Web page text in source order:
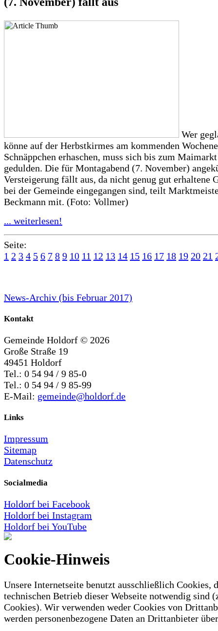
Wer
könne auf der Herbstkirmes am kommenden
Schnäppchen erhaschen, muss sich bis zum
gedulden. Die für Montagabend (7. November)
Versteigerung fällt aus, da nicht genug gut erhaltene
bei der Gemeinde eingegangen sind, teilt
Beckmann mit. (Foto: Vollmer)
... weiterlesen!
Seite:
1 2 3 4 5 6 7 8 9 10 11 12 13 14 15 16 17 18 19 20 21
News-Archiv (bis Februar 2017)
Kontakt
Gemeinde Holdorf © 2026
Große Straße 19
49451 Holdorf
Tel.: 0 54 94 / 9 85-0
Tel.: 0 54 94 / 9 85-99
E-Mail: gemeinde@holdorf.de
Links
Impressum
Sitemap
Datenschutz
Socialmedia
Holdorf bei Facebook
Holdorf bei Instagram
Holdorf bei YouTube
Cookie-Hinweis
Unsere Internetseite benutzt ausschließlich Cookies,
technischen Betrieb dieser Webseite notwendig sind
Cookies). Wir verwenden weder Cookies von
werden personenbezogene Daten an Drittanbieter